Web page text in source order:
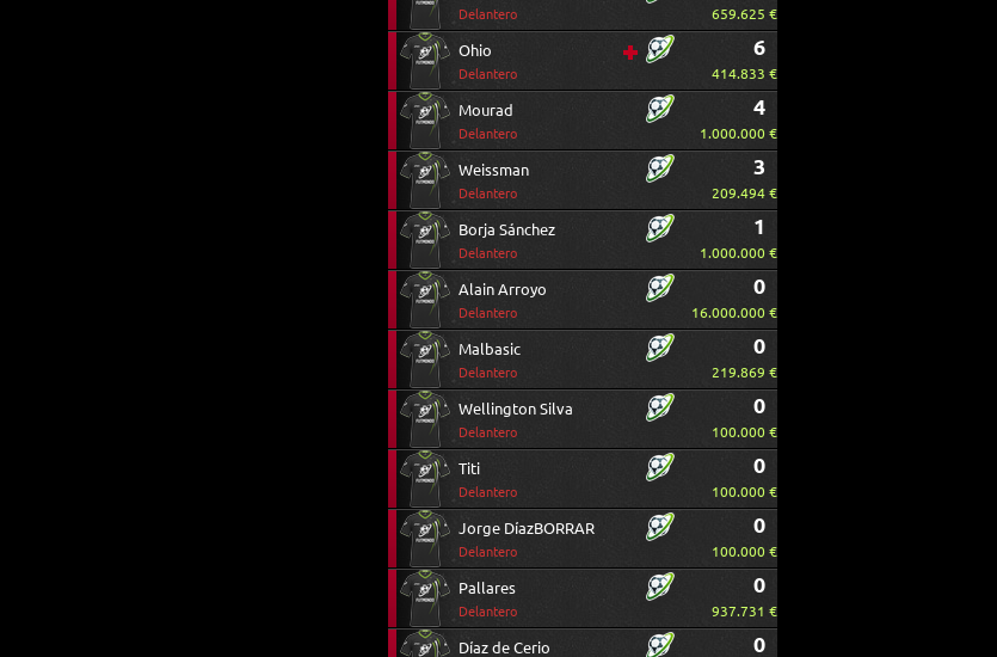
Delantero 659.625 €
Ohio
Delantero
6
414.833 €
Mourad
Delantero
4
1.000.000 €
Weissman
Delantero
3
209.494 €
Borja Sánchez
Delantero
1
1.000.000 €
Alain Arroyo
Delantero
0
16.000.000 €
Malbasic
Delantero
0
219.869 €
Wellington Silva
Delantero
0
100.000 €
Titi
Delantero
0
100.000 €
Jorge DíazBORRAR
Delantero
0
100.000 €
Pallares
Delantero
0
937.731 €
Díaz de Cerio 0